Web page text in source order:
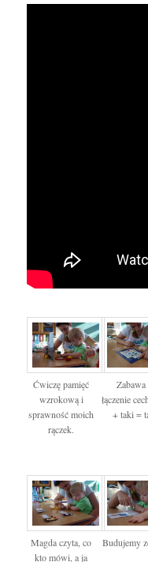
Ćwiczę pamięć
wzrokową i
sprawność moich
rączek.
Zabawa
łączenie
+ taki =
Magda czyta, co
kto mówi, a ja
Budujemy